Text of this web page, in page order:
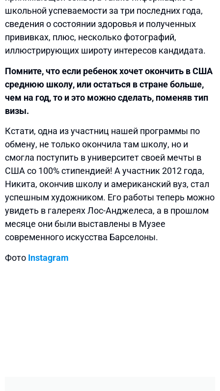
школьной успеваемости за три последних года,
сведения о состоянии здоровья и полученных
прививках, плюс, несколько фотографий,
иллюстрирующих широту интересов кандидата.
Помните, что если ребенок хочет окончить в США
среднюю школу, или остаться в стране больше,
чем на год, то и это можно сделать, поменяв тип
визы.
Кстати, одна из участниц нашей программы по
обмену, не только окончила там школу, но и
смогла поступить в университет своей мечты в
США со 100% стипендией! А участник 2012 года,
Никита, окончив школу и американский вуз, стал
успешным художником. Его работы теперь можно
увидеть в галереях Лос-Анджелеса, а в прошлом
месяце они были выставлены в Музее
современного искусства Барселоны.
Фото Instagram